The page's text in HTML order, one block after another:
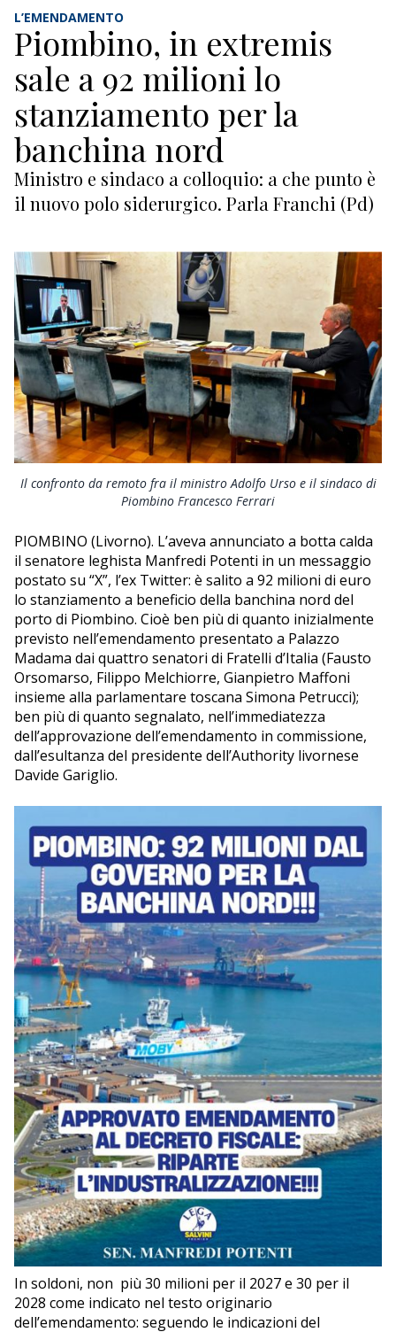
TECNOLOGIE
INNOVAZIONE
SHIPPING
GEOPOLITICA
CANTIERI NAVALI
SICUREZZA
RICERCA
ECONOMIA
TURISMO
CULTURA
NAUTICA
L’EMENDAMENTO
Piombino, in extremis
sale a 92 milioni lo
stanziamento per la
banchina nord
Ministro e sindaco a colloquio: a che punto è
il nuovo polo siderurgico. Parla Franchi (Pd)
Il confronto da remoto fra il ministro Adolfo Urso e il sindaco di
Piombino Francesco Ferrari
PIOMBINO (Livorno). L’aveva annunciato a botta calda
il senatore leghista Manfredi Potenti in un messaggio
postato su “X”, l’ex Twitter: è salito a 92 milioni di euro
lo stanziamento a beneficio della banchina nord del
porto di Piombino. Cioè ben più di quanto inizialmente
previsto nell’emendamento presentato a Palazzo
Madama dai quattro senatori di Fratelli d’Italia (Fausto
Orsomarso, Filippo Melchiorre, Gianpietro Maffoni
insieme alla parlamentare toscana Simona Petrucci);
ben più di quanto segnalato, nell’immediatezza
dell’approvazione dell’emendamento in commissione,
dall’esultanza del presidente dell’Authority livornese
Davide Gariglio.
In soldoni, non più 30 milioni per il 2027 e 30 per il
2028 come indicato nel testo originario
dell’emendamento: seguendo le indicazioni del